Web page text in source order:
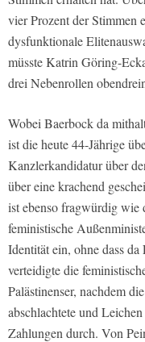
vier Prozent der Stimmen
dysfunktionale
müsste Katrin Göring-
drei Nebenrollen
Wobei Baerbock da
ist die heute 44-Jährige
Kanzlerkandidatur über
über eine krachend
ist ebenso fragwürdig wie
feministische
Identität ein, ohne dass
verteidigte die
Palästinenser, nachdem
abschlachtete und
Zahlungen durch. Von